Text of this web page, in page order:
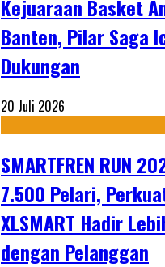
Kejuaraan Basket
Banten, Pilar Saga
Dukungan
20 Juli 2026
SMARTFREN RUN
7.500 Pelari,
XLSMART Hadir
dengan Pelanggan